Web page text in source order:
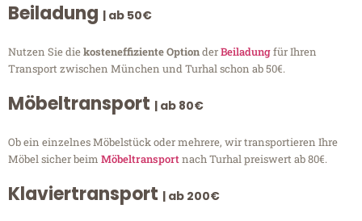
Beiladung | ab 50€
Nutzen Sie diekosteneffiziente OptionderBeiladungfür Ihren
Transport zwischen München und Turhal schon ab 50€.
Möbeltransport | ab 80€
Ob ein einzelnes Möbelstück oder mehrere, wir transportieren Ihre
Möbel sicher beim Möbeltransportnach Turhal preiswert ab 80€.
Klaviertransport | ab 200€